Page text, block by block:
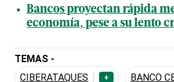
Bancos proyectan rápida
economía, pese a su lento
TEMAS -
CIBERATAQUES
+ BANCO